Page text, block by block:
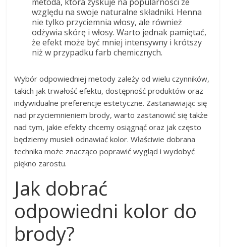
względu na swoje naturalne składniki. Henna
nie tylko przyciemnia włosy, ale również
odżywia skórę i włosy. Warto jednak pamiętać,
że efekt może być mniej intensywny i krótszy
niż w przypadku farb chemicznych.
Wybór odpowiedniej metody zależy od wielu czynników,
takich jak trwałość efektu, dostępność produktów oraz
indywidualne preferencje estetyczne. Zastanawiając się
nad przyciemnieniem brody, warto zastanowić się także
nad tym, jakie efekty chcemy osiągnąć oraz jak często
będziemy musieli odnawiać kolor. Właściwie dobrana
technika może znacząco poprawić wygląd i wydobyć
piękno zarostu.
Jak dobrać
odpowiedni kolor do
brody?